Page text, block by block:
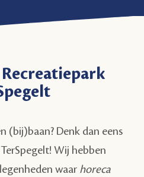
(bij)baan? Denk dan eens
Wij hebben
waar horeca